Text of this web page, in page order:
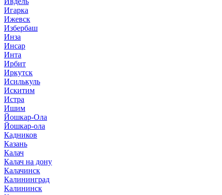
Игарка
Ижевск
Избербаш
Инза
Инсар
Инта
Ирбит
Иркутск
Исилькуль
Искитим
Истра
Ишим
Йошкар-Ола
Йошкар-ола
Кадников
Казань
Калач
Калач на дону
Калачинск
Калининград
Калининск